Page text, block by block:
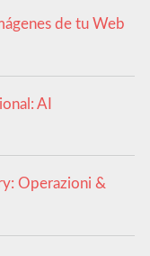
de tu Web
AI
Operazioni &